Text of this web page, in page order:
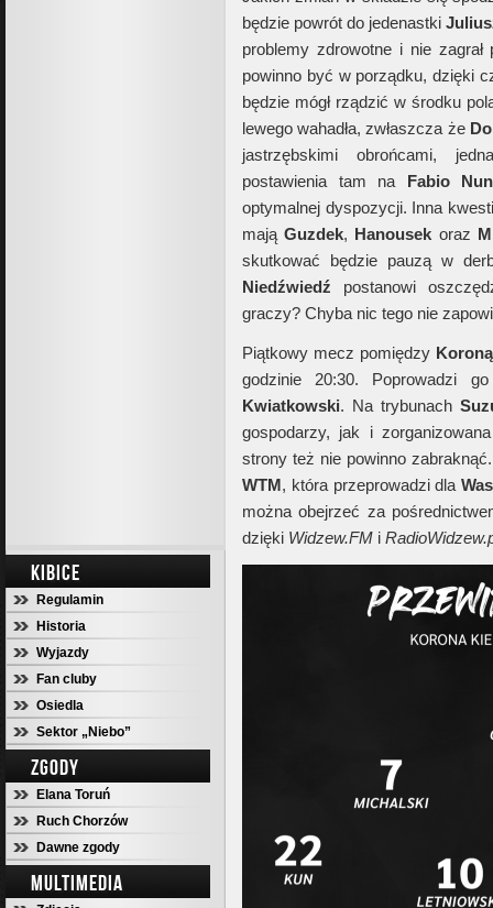
KIBICE
Regulamin
Historia
Wyjazdy
Fan cluby
Osiedla
Sektor „Niebo”
ZGODY
Elana Toruń
Ruch Chorzów
Dawne zgody
MULTIMEDIA
będzie powrót do jedenastki
problemy zdrowotne i nie
powinno być w porządku, dzięki
będzie mógł rządzić w środku
lewego wahadła, zwłaszcza że
jastrzębskimi obrońcami,
postawienia tam na Fabio
optymalnej dyspozycji. Inna
mająGuzdek, Hanousek oraz
skutkować będzie pauzą w
Niedźwiedź postanowi
graczy? Chyba nic tego nie
Piątkowy mecz pomiędzy
godzinie 20:30. Poprowadzi
Kwiatkowski. Na trybunach
gospodarzy, jak i
strony też nie powinno
WTM, która przeprowadzi dla
można obejrzeć za
dzięki Widzew.FM i